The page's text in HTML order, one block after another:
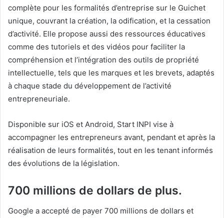
complète pour les formalités d’entreprise sur le Guichet
unique, couvrant la création, la odification, et la cessation
d’activité. Elle propose aussi des ressources éducatives
comme des tutoriels et des vidéos pour faciliter la
compréhension et l’intégration des outils de propriété
intellectuelle, tels que les marques et les brevets, adaptés
à chaque stade du développement de l’activité
entrepreneuriale.
Disponible sur iOS et Android, Start INPI vise à
accompagner les entrepreneurs avant, pendant et après la
réalisation de leurs formalités, tout en les tenant informés
des évolutions de la législation.
700 millions de dollars de plus.
Google a accepté de payer 700 millions de dollars et